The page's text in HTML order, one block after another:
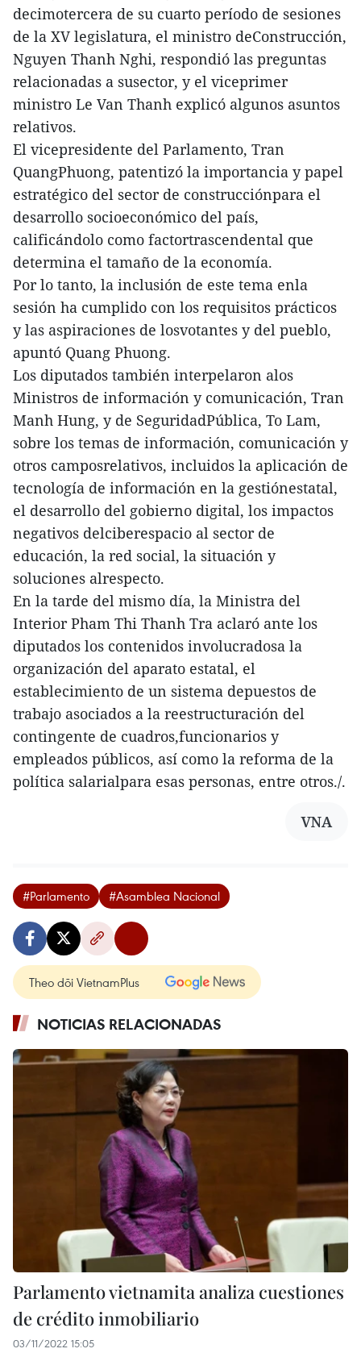
decimotercera de su cuarto período de sesiones
de la XV legislatura, el ministro deConstrucción,
Nguyen Thanh Nghi, respondió las preguntas
relacionadas a susector, y el viceprimer
ministro Le Van Thanh explicó algunos asuntos
relativos.
El vicepresidente del Parlamento, Tran
QuangPhuong, patentizó la importancia y papel
estratégico del sector de construcciónpara el
desarrollo socioeconómico del país,
calificándolo como factortrascendental que
determina el tamaño de la economía.
Por lo tanto, la inclusión de este tema enla
sesión ha cumplido con los requisitos prácticos
y las aspiraciones de losvotantes y del pueblo,
apuntó Quang Phuong.
Los diputados también interpelaron alos
Ministros de información y comunicación, Tran
Manh Hung, y de SeguridadPública, To Lam,
sobre los temas de información, comunicación y
otros camposrelativos, incluidos la aplicación de
tecnología de información en la gestiónestatal,
el desarrollo del gobierno digital, los impactos
negativos delciberespacio al sector de
educación, la red social, la situación y
soluciones alrespecto.
En la tarde del mismo día, la Ministra del
Interior Pham Thi Thanh Tra aclaró ante los
diputados los contenidos involucradosa la
organización del aparato estatal, el
establecimiento de un sistema depuestos de
trabajo asociados a la reestructuración del
contingente de cuadros,funcionarios y
empleados públicos, así como la reforma de la
política salarialpara esas personas, entre otros./.
VNA
#Parlamento #Asamblea Nacional
Theo dõi VietnamPlus
NOTICIAS RELACIONADAS
Parlamento vietnamita analiza cuestiones
de crédito inmobiliario
03/11/2022 15:05